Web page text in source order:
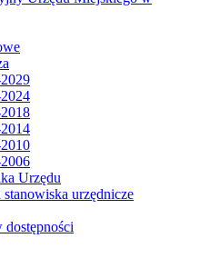
Urzędu
urzędnicze